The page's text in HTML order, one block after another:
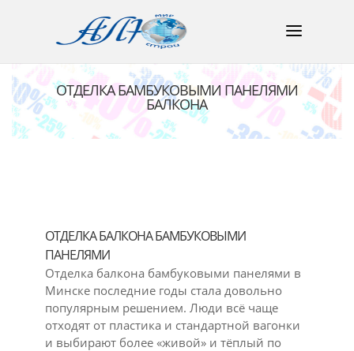
ОТДЕЛКА БАМБУКОВЫМИ ПАНЕЛЯМИ
БАЛКОНА
ОТДЕЛКА БАЛКОНА БАМБУКОВЫМИ
ПАНЕЛЯМИ
Отделка балкона бамбуковыми панелями в
Минске последние годы стала довольно
популярным решением. Люди всё чаще
отходят от пластика и стандартной вагонки
и выбирают более «живой» и тёплый по